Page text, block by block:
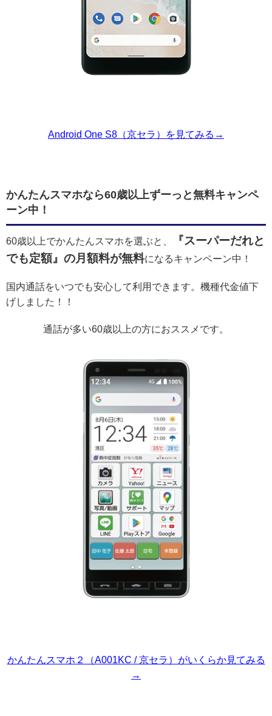
Android One S8（京セラ）を見てみる→
かんたんスマホなら60歳以上ずーっと無料キャンペ
ーン中！
60歳以上でかんたんスマホを選ぶと、
『スーパーだれと
でも定額』の月額料が無料になるキャンペーン中！
国内通話をいつでも安心して利用できます。機種代金値下
げしました！！
通話が多い60歳以上の方におススメです。
かんたんスマホ２（A001KC / 京セラ）がいくらか見てみる
→